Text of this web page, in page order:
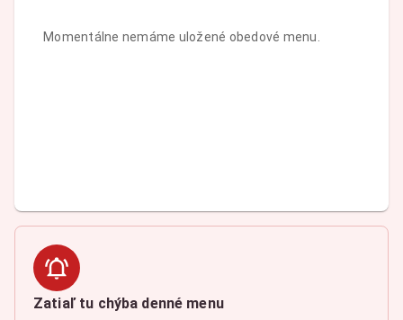
Momentálne nemáme uložené obedové menu.
Zatiaľ tu chýba denné menu